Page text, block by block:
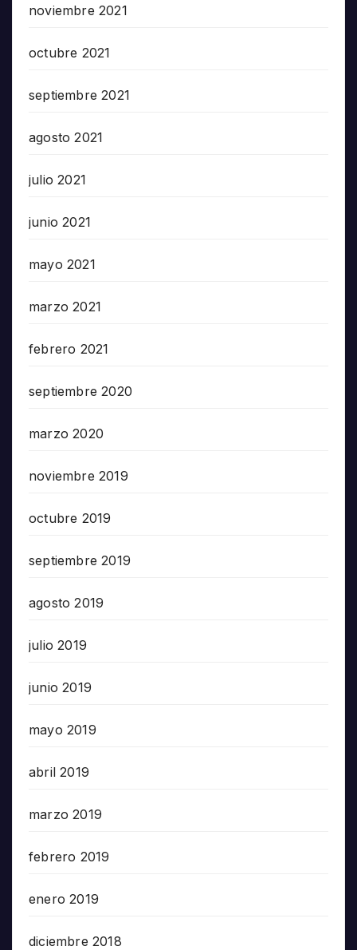
noviembre 2021
octubre 2021
septiembre 2021
agosto 2021
julio 2021
junio 2021
mayo 2021
marzo 2021
febrero 2021
septiembre 2020
marzo 2020
noviembre 2019
octubre 2019
septiembre 2019
agosto 2019
julio 2019
junio 2019
mayo 2019
abril 2019
marzo 2019
febrero 2019
enero 2019
diciembre 2018